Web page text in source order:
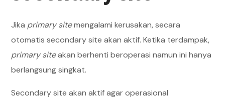
Jika primary sitemengalami kerusakan, secara
otomatis secondary site akan aktif. Ketika terdampak,
primary siteakan berhenti beroperasi namun ini hanya
berlangsung singkat.
Secondary site akan aktif agar operasional